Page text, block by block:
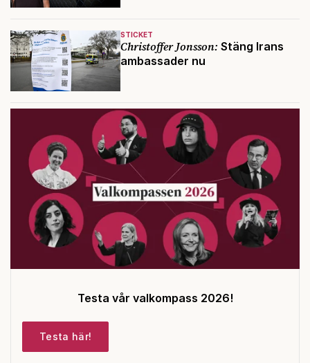
STICKET
Christoffer Jonsson: Stäng Irans
ambassader nu
Testa vår valkompass 2026!
Testa här!